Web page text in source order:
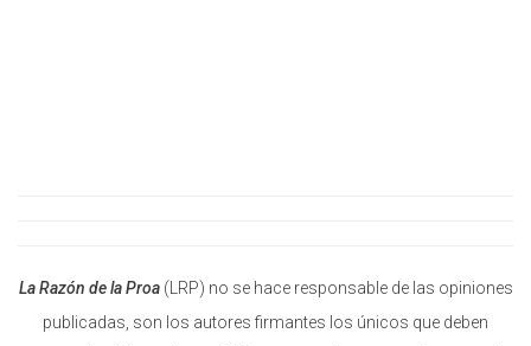
La Razón de la Proa(LRP) no se hace responsable de las opiniones
publicadas, son los autores firmantes los únicos que deben